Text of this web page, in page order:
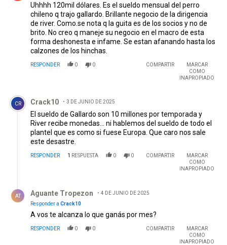
Uhhhh 120mil dólares. Es el sueldo mensual del perro
chileno q trajo gallardo. Brillante negocio de la dirigencia
de river. Como.se nota q la guita es de los socios y no de
brito. No creo q maneje su negocio en el macro de esta
forma deshonesta e infame. Se estan afanando hasta los
calzones de los hinchas.
RESPONDER 0 0 COMPARTIR
MARCAR
COMO
INAPROPIADO
Comentario de Crack10.
CR Crack10 3 DE JUNIO DE 2025
El sueldo de Gallardo son 10 millones por temporada y
River recibe monedas... ni hablemos del sueldo de todo el
plantel que es como si fuese Europa. Que caro nos sale
este desastre.
RESPONDER 1 RESPUESTA 0 0 COMPARTIR
MARCAR
COMO
INAPROPIADO
AT Aguante Tropezon
4 DE JUNIO DE 2025
Responder a Crack10
A vos te alcanza lo que ganás por mes?
RESPONDER 0 0 COMPARTIR
MARCAR
COMO
INAPROPIADO